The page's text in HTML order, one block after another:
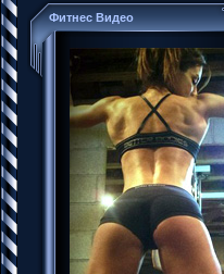
Фитнес Видео